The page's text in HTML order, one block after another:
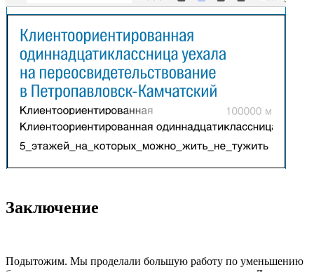
Заключение
Подытожим. Мы проделали большую работу по уменьшению